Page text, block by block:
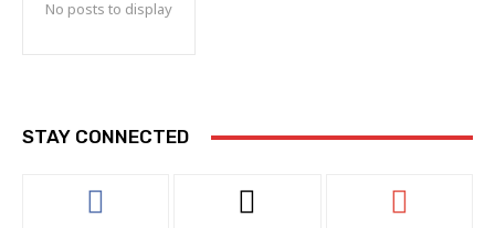
No posts to display
STAY CONNECTED